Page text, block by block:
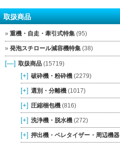
取扱商品
重機・自走・牽引式特集 (95)
発泡スチロール減容機特集 (38)
[—] 取扱商品 (15719)
[+] 破砕機・粉砕機 (2279)
[+] 選別・分離機 (1017)
[+] 圧縮梱包機 (816)
[+] 洗浄機・脱水機 (272)
[+] 押出機・ペレタイザー・周辺機器